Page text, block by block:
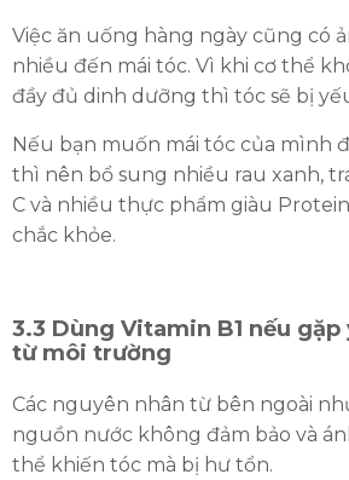
Việc ăn uống hàng ngày cũng có
nhiều đến mái tóc. Vì khi cơ thể
đầy đủ dinh dưỡng thì tóc sẽ bị
Nếu bạn muốn mái tóc của mình
thì nên bổ sung nhiều rau xanh,
C và nhiều thực phẩm giàu
chắc khỏe.
3.3 Dùng Vitamin B1 nếu
từ môi trường
Các nguyên nhân từ bên ngoài
nguồn nước không đảm bảo và
thể khiến tóc mà bị hư tổn.